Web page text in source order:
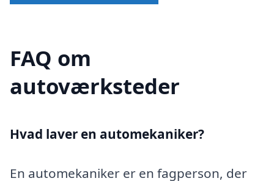
FAQ om
autoværksteder
Hvad laver en automekaniker?
En automekaniker er en fagperson, der